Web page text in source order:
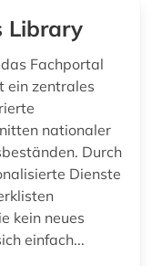
Library
Fachportal
ein zentrales
nationaler
Durch
Dienste
kein neues
einfach...